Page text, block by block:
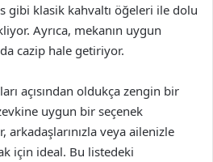
gibi klasik kahvaltı öğeleri ile dolu
Ayrıca, mekanın uygun
cazip hale getiriyor.
açısından oldukça zengin bir
uygun bir seçenek
arkadaşlarınızla veya ailenizle
için ideal. Bu listedeki